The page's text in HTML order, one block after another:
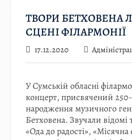
ТВОРИ БЕТХОВЕНА
СЦЕНІ ФІЛАРМОНІЇ
17.12.2020
У Сумській обласні
концерт, присвячений
народження музичного
Бетховена. Звучали відомі
«Ода до радості», «Місячна